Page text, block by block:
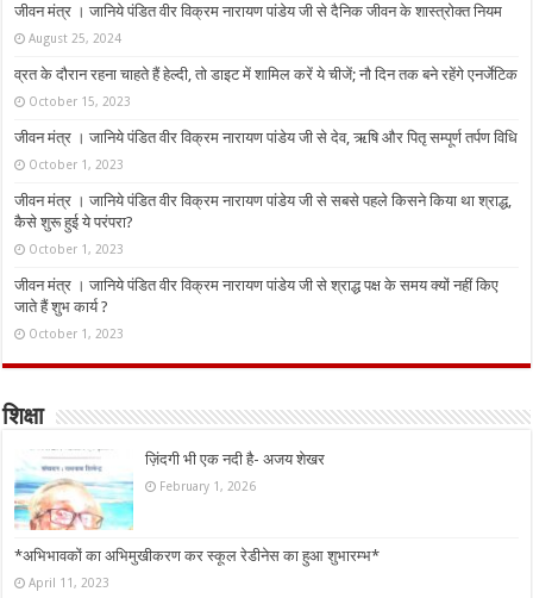
जीवन मंत्र । जानिये पंडित वीर विक्रम नारायण पांडेय जी से दैनिक जीवन के शास्त्रोक्त नियम
August 25, 2024
व्रत के दौरान रहना चाहते हैं हेल्दी, तो डाइट में शामिल करें ये चीजें; नौ दिन तक बने रहेंगे एनर्जेटिक
October 15, 2023
जीवन मंत्र । जानिये पंडित वीर विक्रम नारायण पांडेय जी से देव, ऋषि और पितृ सम्पूर्ण तर्पण विधि
October 1, 2023
जीवन मंत्र । जानिये पंडित वीर विक्रम नारायण पांडेय जी से सबसे पहले किसने किया था श्राद्ध,
कैसे शुरू हुई ये परंपरा?
October 1, 2023
जीवन मंत्र । जानिये पंडित वीर विक्रम नारायण पांडेय जी से श्राद्ध पक्ष के समय क्यों नहीं किए
जाते हैं शुभ कार्य ?
October 1, 2023
शिक्षा
ज़िंदगी भी एक नदी है- अजय शेखर
February 1, 2026
*अभिभावकों का अभिमुखीकरण कर स्कूल रेडीनेस का हुआ शुभारम्भ*
April 11, 2023